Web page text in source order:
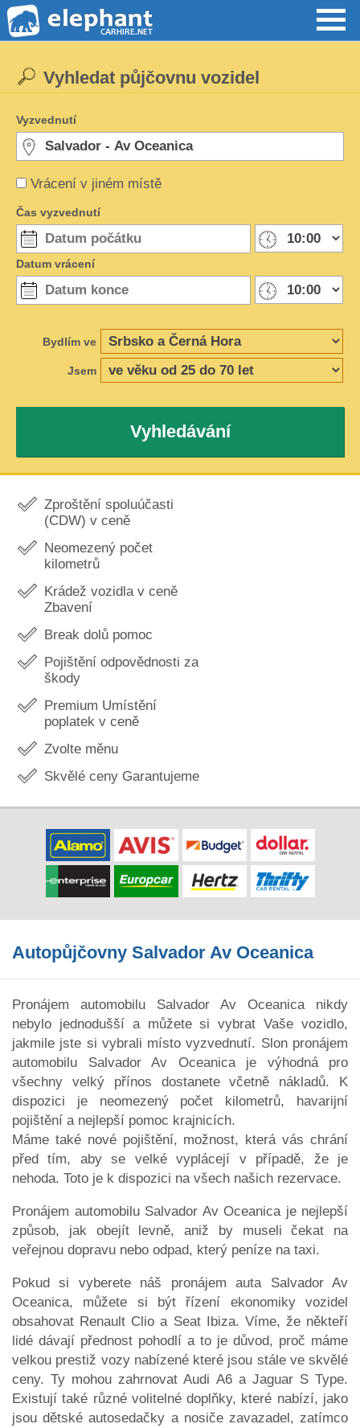
Vrácení v jiném místě
Vyhledat půjčovnu vozidel
Vyzvednutí
Čas vyzvednutí
Datum vrácení
Bydlím ve
Jsem
Vyhledávání
Zproštění spoluúčasti
(CDW) v ceně
Neomezený počet
kilometrů
Krádež vozidla v ceně
Zbavení
Break dolů pomoc
Pojištění odpovědnosti za
škody
Premium Umístění
poplatek v ceně
Zvolte měnu
Skvělé ceny Garantujeme
Autopůjčovny Salvador Av Oceanica
Pronájem automobilu Salvador Av Oceanica nikdy
nebylo jednodušší a můžete si vybrat Vaše vozidlo,
jakmile jste si vybrali místo vyzvednutí. Slon pronájem
automobilu Salvador Av Oceanica je výhodná pro
všechny velký přínos dostanete včetně nákladů. K
dispozici je neomezený počet kilometrů, havarijní
pojištění a nejlepší pomoc krajnicích.
Máme také nové pojištění, možnost, která vás chrání
před tím, aby se velké vyplácejí v případě, že je
nehoda. Toto je k dispozici na všech našich rezervace.
Pronájem automobilu Salvador Av Oceanica je nejlepší
způsob, jak obejít levně, aniž by museli čekat na
veřejnou dopravu nebo odpad, který peníze na taxi.
Pokud si vyberete náš pronájem auta Salvador Av
Oceanica, můžete si být řízení ekonomiky vozidel
obsahovat Renault Clio a Seat Ibiza. Víme, že někteří
lidé dávají přednost pohodlí a to je důvod, proč máme
velkou prestiž vozy nabízené které jsou stále ve skvělé
ceny. Ty mohou zahrnovat Audi A6 a Jaguar S Type.
Existují také různé volitelné doplňky, které nabízí, jako
jsou dětské autosedačky a nosiče zavazadel, zatímco